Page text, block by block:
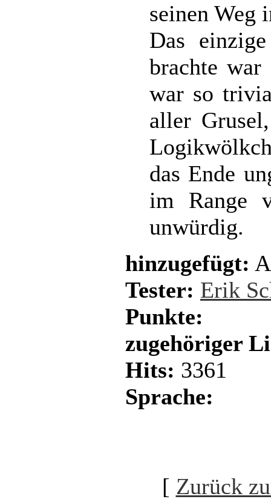
seinen Weg
Das
brachte war
war so
aller
das Ende
im Range
unwürdig.
hinzugefügt:
Tester: Erik
Punkte:
zugehöriger
Hits: 3361
Sprache:
[ Zurück